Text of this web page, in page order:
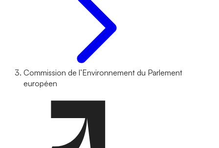
Commission de l’Environnement du Parlement
européen